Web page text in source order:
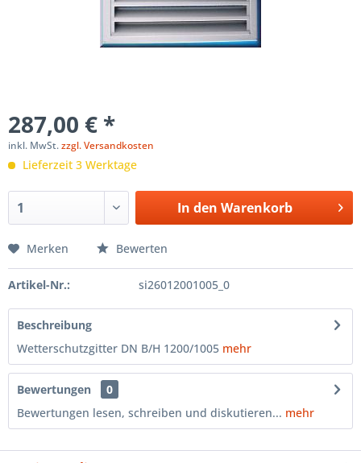
287,00 € *
inkl. MwSt.zzgl. Versandkosten
Lieferzeit 3 Werktage
In den Warenkorb
Merken Bewerten
Artikel-Nr.: si26012001005_0
Beschreibung
Wetterschutzgitter DN B/H 1200/1005 mehr
Bewertungen
0
Bewertungen lesen, schreiben und diskutieren... mehr